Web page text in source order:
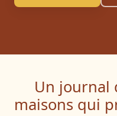
Un journal
maisons qui